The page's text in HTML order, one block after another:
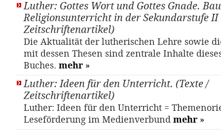
Luther: Gottes Wort und Gottes Gnade.
Religionsunterricht in der Sekundarstufe II
Zeitschriftenartikel)
Die Aktualität der lutherischen Lehre sowie
mit dessen Thesen sind zentrale Inhalte
Buches. mehr »
Luther: Ideen für den Unterricht. (Texte /
Zeitschriftenartikel)
Luther: Ideen für den Unterricht =
Leseförderung im Medienverbund mehr »